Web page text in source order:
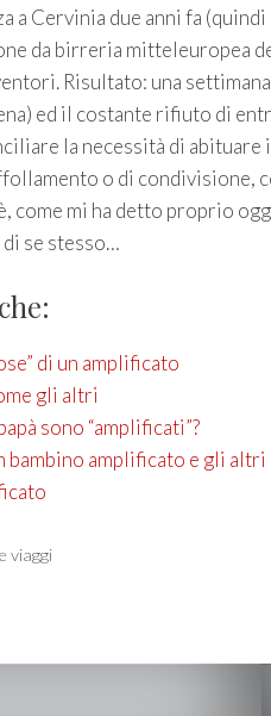
a Cervinia due anni fa
da birreria mitteleuropea
Risultato: una
ed il costante rifiuto di
la necessità di
o di condivisione,
come mi ha detto proprio
di se stesso…
di un amplificato
gli altri
sono “amplificati”?
bambino amplificato e gli altri
viaggi